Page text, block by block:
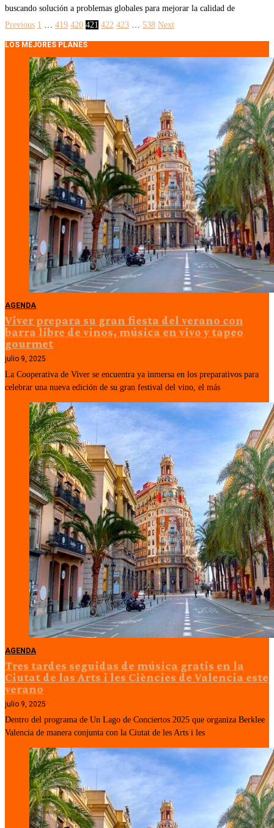
buscando solución a problemas globales para mejorar la calidad de
Previous 1 … 419 420 421 422 423 … 538 Next
LOS MEJORES PLANES
AGENDA
Viver prepara su gran fiesta del verano con
barra libre de vinos, música en vivo y tapeo
gourmet
julio 9, 2025
La Cooperativa de Viver se encuentra ya inmersa en los preparativos para
celebrar una nueva edición de su gran festival del vino, el más
AGENDA
Tres tardes seguidas de música gratis en la
Ciutat de las Arts i les Ciències de Valencia este
verano
julio 9, 2025
Dentro del programa de Un Lago de Conciertos 2025 que organiza Berklee
Valencia de manera conjunta con la Ciutat de les Arts i les